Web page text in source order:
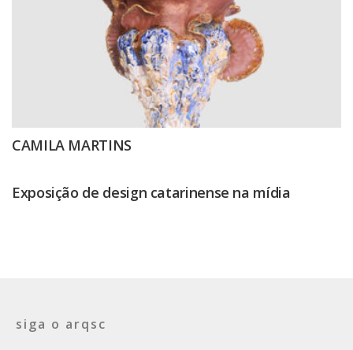
CAMILA MARTINS
Exposição de design catarinense na mídia
siga o arqsc